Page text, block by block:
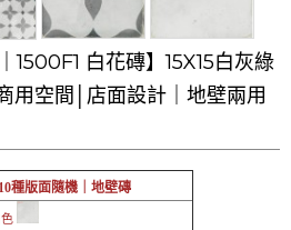
白花磚】15X15白灰綠
用空間│店面設計｜地壁兩用
種版面隨機｜ 地壁磚